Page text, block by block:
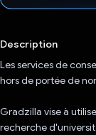
Description
Les services de
hors de portée de
Gradzilla vise à
recherche